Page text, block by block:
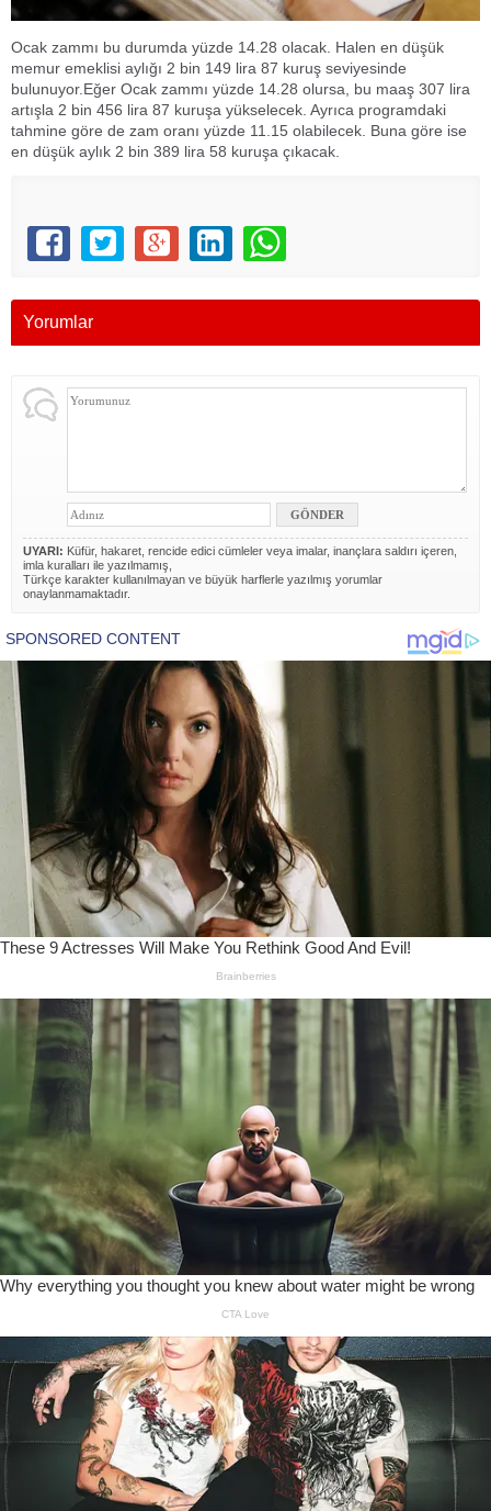
Ocak zammı bu durumda yüzde 14.28 olacak. Halen en düşük
memur emeklisi aylığı 2 bin 149 lira 87 kuruş seviyesinde
bulunuyor.Eğer Ocak zammı yüzde 14.28 olursa, bu maaş 307 lira
artışla 2 bin 456 lira 87 kuruşa yükselecek. Ayrıca programdaki
tahmine göre de zam oranı yüzde 11.15 olabilecek. Buna göre ise
en düşük aylık 2 bin 389 lira 58 kuruşa çıkacak.
Yorumlar
UYARI: Küfür, hakaret, rencide edici cümleler veya imalar, inançlara saldırı içeren,
imla kuralları ile yazılmamış,
Türkçe karakter kullanılmayan ve büyük harflerle yazılmış yorumlar
onaylanmamaktadır.